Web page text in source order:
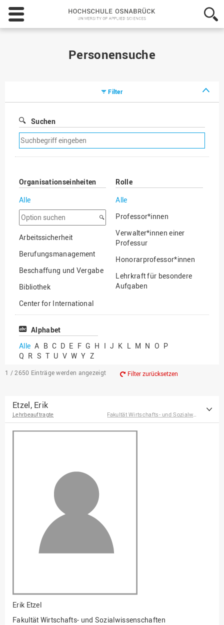
Hochschule
Osnabrück
-
Personensuche
Filter
Suchen
Suchfilter
entfernen
Organisationseinheiten
Alle
Option
suchen
Arbeitssicherheit
Berufungsmanagement
Beschaffung und Vergabe
Bibliothek
Center for International
Mobility
Center for International
Chancengerechtigkeit
eLearning Competence
EU-Büro
Fakultät
Agrarwissenschaften und
und Informatik
Fakultät Management,
Kultur und Technik
Fakultät Wirtschafts- und
Sozialwissenschaften
Finanzen
Gesellschaftliches
Rolle
Alle
Professor*innen
Verwalter*innen einer
Professur
Honorarprofessor*innen
Lehrkraft für besondere
Aufgaben
Professor*innen im
Alphabet
Alle A B C D E F G H I J K L M N O P
Q R S T U V W Y Z
1 / 2650 Einträge werden angezeigt Filter zurücksetzen
Etzel, Erik
Lehrbeauftragte
Erik Etzel
Fakultät Wirtschafts- und Sozialwissenschaften